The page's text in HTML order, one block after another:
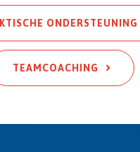
ONDERSTEUNING
TEAMCOACHING